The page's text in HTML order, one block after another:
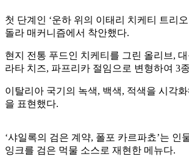
첫 단계인 ‘운하 위의 이태리 치케티 트리
돌라 매커니즘에서 착안했다.
현지 전통 푸드인 치케티를 그린 올리브,
라타 치즈, 파프리카 절임으로 변형하여 3
이탈리아 국기의 녹색, 백색, 적색을 시각
을 표현했다.
‘샤일록의 검은 계약, 폴포 카르파쵸’는 인
잉크를 검은 먹물 소스로 재현한 메뉴다.